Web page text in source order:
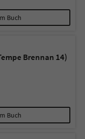
Buch
Brennan 14)
Buch